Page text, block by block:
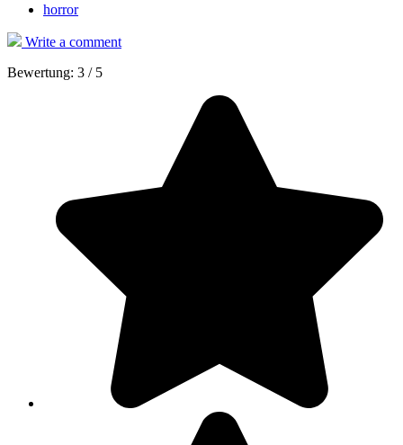
horror
Write a comment
Bewertung: 3 / 5